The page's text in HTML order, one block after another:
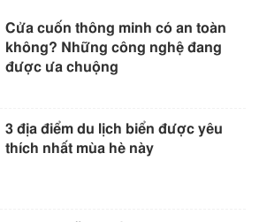
Cửa cuốn thông minh có an toàn
không? Những công nghệ đang
được ưa chuộng
3 địa điểm du lịch biển được yêu
thích nhất mùa hè này